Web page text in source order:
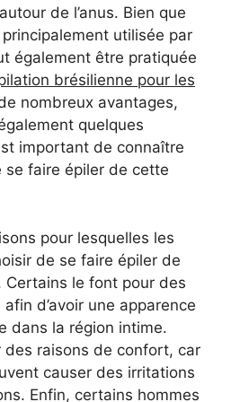
de l’anus. Bien que
utilisée par
également être pratiquée
brésilienne pour les
nombreux avantages,
quelques
important de connaître
faire épiler de cette
pour lesquelles les
de se faire épiler de
Certains le font pour des
d’avoir une apparence
dans la région intime.
des raisons de confort, car
causer des irritations
Enfin, certains hommes